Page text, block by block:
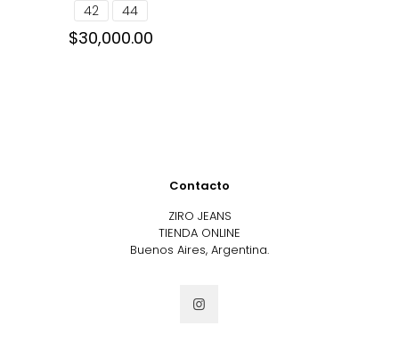
42
44
$30,000.00
Contacto
ZIRO JEANS
TIENDA ONLINE
Buenos Aires, Argentina.